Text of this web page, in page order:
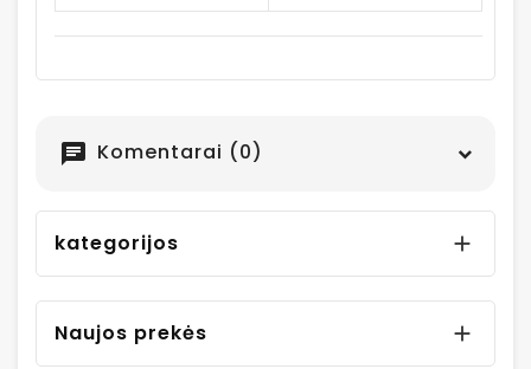
chat Komentarai (0)
kategorijos 
Naujos prekės 